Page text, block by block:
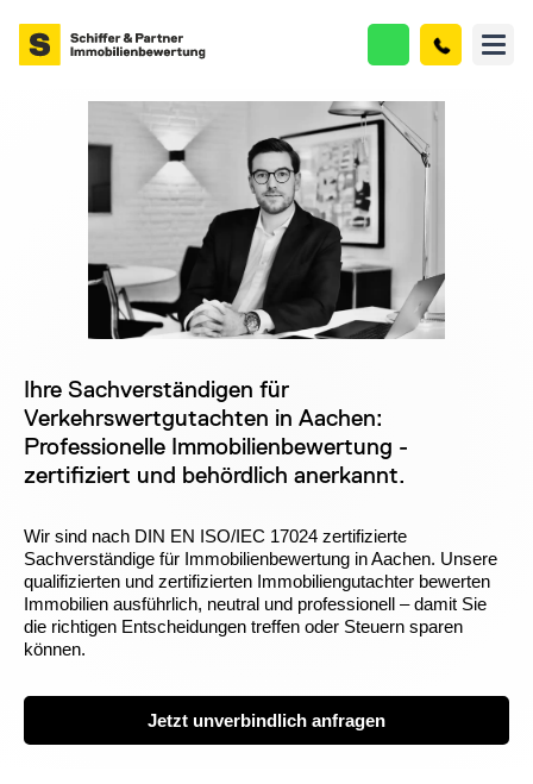
Ihre Sachverständigen für
Verkehrswertgutachten in Aachen:
Professionelle Immobilienbewertung -
zertifiziert und behördlich anerkannt.
Wir sind nach DIN EN ISO/IEC 17024 zertifizierte
Sachverständige für Immobilienbewertung in Aachen. Unsere
qualifizierten und zertifizierten Immobiliengutachter bewerten
Immobilien ausführlich, neutral und professionell – damit Sie
die richtigen Entscheidungen treffen oder Steuern sparen
können.
Jetzt unverbindlich anfragen